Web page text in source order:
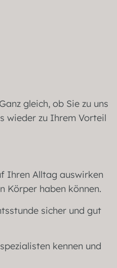
gleich, ob Sie zu uns
wieder zu Ihrem Vorteil
Ihren Alltag auswirken
Körper haben können.
sicher und gut
kennen und